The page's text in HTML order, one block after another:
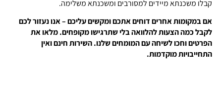
קבלו משכנתא מיידים למסורבים ומשכנתא משלימה.
אם במקומות אחרים דוחים אתכם ומקשים עליכם – אנו נעזור לכם
לקבל כמה הצעות להלוואה בלי שתרגישו מקופחים. מלאו את
הפרטים וחכו לשיחה עם המומחים שלנו. השירות חינם ואין
התחייבויות מוקדמות.